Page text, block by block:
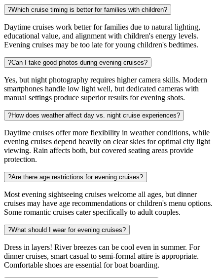
?Which cruise timing is better for families with children?
Daytime cruises work better for families due to natural lighting,
educational value, and alignment with children's energy levels.
Evening cruises may be too late for young children's bedtimes.
?Can I take good photos during evening cruises?
Yes, but night photography requires higher camera skills. Modern
smartphones handle low light well, but dedicated cameras with
manual settings produce superior results for evening shots.
?How does weather affect day vs. night cruise experiences?
Daytime cruises offer more flexibility in weather conditions, while
evening cruises depend heavily on clear skies for optimal city light
viewing. Rain affects both, but covered seating areas provide
protection.
?Are there age restrictions for evening cruises?
Most evening sightseeing cruises welcome all ages, but dinner
cruises may have age recommendations or children's menu options.
Some romantic cruises cater specifically to adult couples.
?What should I wear for evening cruises?
Dress in layers! River breezes can be cool even in summer. For
dinner cruises, smart casual to semi-formal attire is appropriate.
Comfortable shoes are essential for boat boarding.